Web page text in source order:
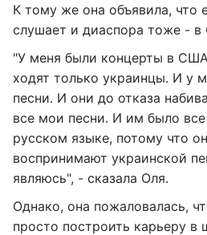
К тому же она объявила, что
слушает и диаспора тоже -
"У меня были концерты в
ходят только украинцы. И у
песни. И они до отказа
все мои песни. И им было
русском языке, потому что
воспринимают украинской
являюсь", - сказала Оля.
Однако, она пожаловалась,
просто построить карьеру в